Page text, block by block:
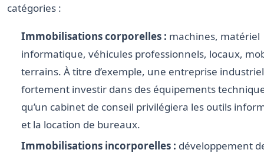
catégories :
Immobilisations corporelles : machines, matériel
informatique, véhicules professionnels, locaux,
terrains. À titre d’exemple, une entreprise
fortement investir dans des équipements
qu’un cabinet de conseil privilégiera les outils
et la location de bureaux.
Immobilisations incorporelles : développement